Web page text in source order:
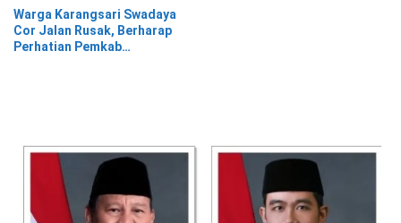
Warga Karangsari Swadaya
Cor Jalan Rusak, Berharap
Perhatian Pemkab